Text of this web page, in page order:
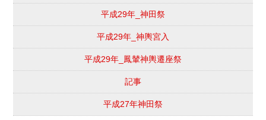
平成29年_神田祭
平成29年_神輿宮入
平成29年_鳳輦神輿遷座祭
記事
平成27年神田祭